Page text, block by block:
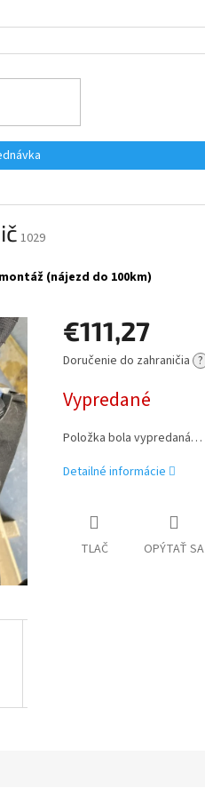
1029
(nájezd do 100km)
€111,27
Jednotková
Doručenie do zahraničia ?
Vypredané
Položka bola vypredaná…
Detailné informácie
TLAČ OPÝTAŤ SA